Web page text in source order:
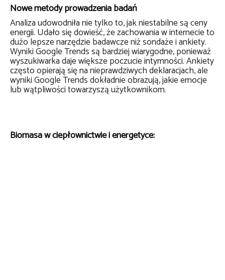
Nowe metody prowadzenia badań
Analiza udowodniła nie tylko to, jak niestabilne są ceny
energii. Udało się dowieść, że zachowania w internecie to
dużo lepsze narzędzie badawcze niż sondaże i ankiety.
Wyniki Google Trends są bardziej wiarygodne, ponieważ
wyszukiwarka daje większe poczucie intymności. Ankiety
często opierają się na nieprawdziwych deklaracjach, ale
wyniki Google Trends dokładnie obrazują, jakie emocje
lub wątpliwości towarzyszą użytkownikom.
Biomasa w ciepłownictwie i energetyce: